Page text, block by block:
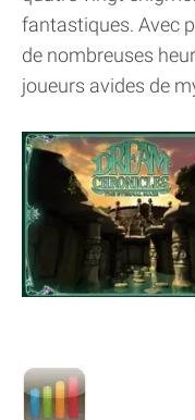
fantastiques. Avec
de nombreuses
joueurs avides de